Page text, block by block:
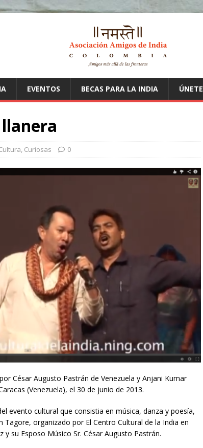
EVENTOS BECAS PARA LA INDIA ÚNETE
, Curiosas 0
César Augusto Pastrán de Venezuela y Anjani Kumar
(Venezuela), el 30 de junio de 2013.
evento cultural que consistia en música, danza y poesía,
organizado por El Centro Cultural de la India en
y su Esposo Músico Sr. César Augusto Pastrán.